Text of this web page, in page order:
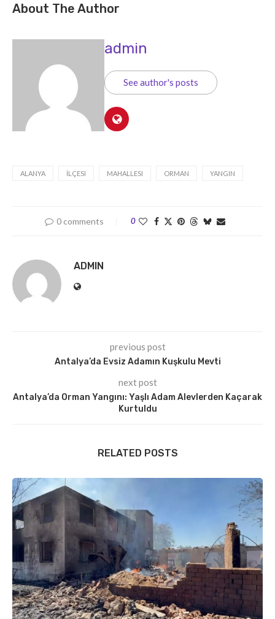
About The Author
admin
See author's posts
ALANYA İLÇESI MAHALLESI ORMAN YANGIN
0 comments 0
ADMIN
previous post
Antalya’da Evsiz Adamın Kuşkulu Mevti
next post
Antalya’da Orman Yangını: Yaşlı Adam Alevlerden Kaçarak
Kurtuldu
RELATED POSTS